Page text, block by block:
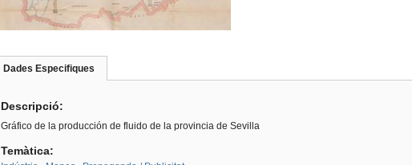
Dades Especifiques
activa)
Descripció:
Gráfico de la producción de fluido de la provincia de Sevilla
Temàtica: